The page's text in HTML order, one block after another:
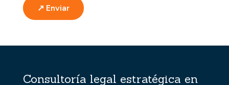
Consultoría legal estratégica en